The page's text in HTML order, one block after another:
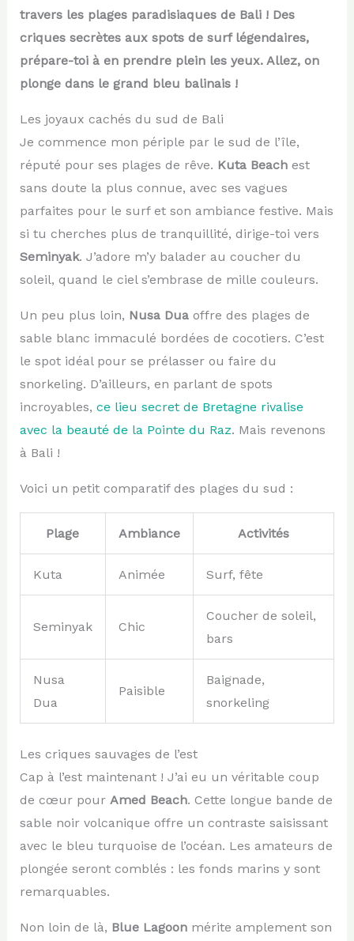
travers les plages paradisiaques de Bali ! Des
criques secrètes aux spots de surf légendaires,
prépare-toi à en prendre plein les yeux. Allez, on
plonge dans le grand bleu balinais !
Les joyaux cachés du sud de Bali
Je commence mon périple par le sud de l’île,
réputé pour ses plages de rêve. Kuta Beachest
sans doute la plus connue, avec ses vagues
parfaites pour le surf et son ambiance festive. Mais
si tu cherches plus de tranquillité, dirige-toi vers
Seminyak. J’adore m’y balader au coucher du
soleil, quand le ciel s’embrase de mille couleurs.
Un peu plus loin, Nusa Duaoffre des plages de
sable blanc immaculé bordées de cocotiers. C’est
le spot idéal pour se prélasser ou faire du
snorkeling. D’ailleurs, en parlant de spots
incroyables, ce lieu secret de Bretagne rivalise
avec la beauté de la Pointe du Raz. Mais revenons
à Bali !
Voici un petit comparatif des plages du sud :
Plage Ambiance Activités
Kuta Animée Surf, fête
Seminyak Chic
Coucher de soleil,
bars
Nusa
Dua
Paisible
Baignade,
snorkeling
Les criques sauvages de l’est
Cap à l’est maintenant ! J’ai eu un véritable coup
de cœur pour Amed Beach. Cette longue bande de
sable noir volcanique offre un contraste saisissant
avec le bleu turquoise de l’océan. Les amateurs de
plongée seront comblés : les fonds marins y sont
remarquables.
Non loin de là, Blue Lagoonmérite amplement son